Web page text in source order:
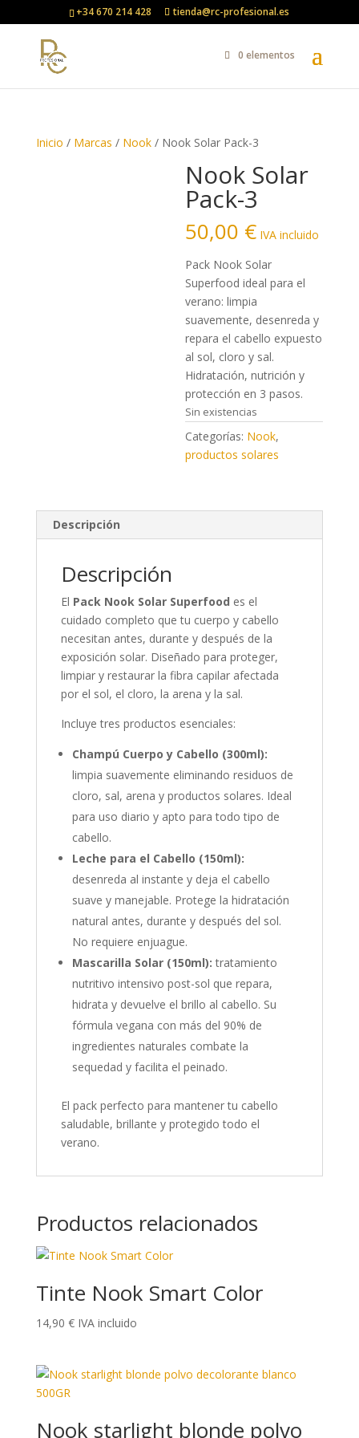
+34 670 214 428 tienda@rc-profesional.es
0 elementos
Inicio / Marcas / Nook/ Nook Solar Pack-3
Nook Solar
Pack-3
50,00 € IVA incluido
Pack Nook Solar
Superfood ideal para el
verano: limpia
suavemente, desenreda y
repara el cabello expuesto
al sol, cloro y sal.
Hidratación, nutrición y
protección en 3 pasos.
Sin existencias
Categorías: Nook,
productos solares
Descripción
Descripción
El Pack Nook Solar Superfood es el
cuidado completo que tu cuerpo y cabello
necesitan antes, durante y después de la
exposición solar. Diseñado para proteger,
limpiar y restaurar la fibra capilar afectada
por el sol, el cloro, la arena y la sal.
Incluye tres productos esenciales:
Champú Cuerpo y Cabello (300ml):
limpia suavemente eliminando residuos de
cloro, sal, arena y productos solares. Ideal
para uso diario y apto para todo tipo de
cabello.
Leche para el Cabello (150ml):
desenreda al instante y deja el cabello
suave y manejable. Protege la hidratación
natural antes, durante y después del sol.
No requiere enjuague.
Mascarilla Solar (150ml): tratamiento
nutritivo intensivo post-sol que repara,
hidrata y devuelve el brillo al cabello. Su
fórmula vegana con más del 90% de
ingredientes naturales combate la
sequedad y facilita el peinado.
El pack perfecto para mantener tu cabello
saludable, brillante y protegido todo el
verano.
Productos relacionados
Tinte Nook Smart Color
14,90 € IVA incluido
Nook starlight blonde polvo